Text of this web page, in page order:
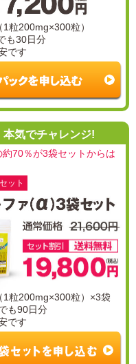
粒200mg×300粒）
も30日分
です
本気でチャレンジ!
70％が3袋セットからは
ット
1粒200mg×300粒）×3袋
も90日分
です